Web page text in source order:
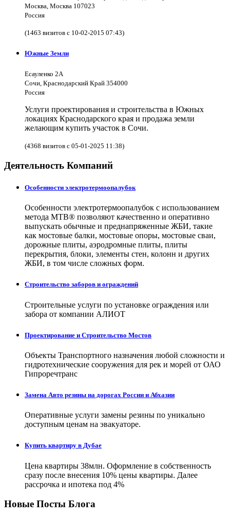
Москва, Москва 107023
Россия
(1463 визитов с 10-02-2015 07:43)
Южные Земли
Есауленко 2А
Сочи, Краснодарский Край 354000
Россия
Услуги проектирования и строительства в Южных
локациях Краснодарского края и продажа земли
желающим купить участок в Сочи.
(4368 визитов с 05-01-2025 11:38)
Деятельность Компаний
Особенности электротермоопалубок
Особенности электротермоопалубок с использованием
метода МТВ® позволяют качественно и оперативно
выпускать обычные и преднапряженные ЖБИ, такие
как мостовые балки, мостовые опоры, мостовые сваи,
дорожные плиты, аэродромные плиты, плиты
перекрытия, блоки, элементы стен, колонн и других
ЖБИ, в том числе сложных форм.
Строительство заборов и ограждений
Строительные услуги по установке ограждения или
забора от компании АЛИОТ
Проектирование и Строительство Мостов
Объекты Транспортного назначения любой сложности и
гидротехнические сооружения для рек и морей от ОАО
Гипроречтранс
Замена Авто резины на дорогах России и Абхазии
Оперативные услуги замены резины по уникально
доступным ценам на эвакуаторе.
Купить квартиру в Дубае
Цена квартиры 38млн. Оформление в собственность
сразу после внесения 10% цены квартиры. Далее
рассрочка и ипотека под 4%
Новые Посты Блога